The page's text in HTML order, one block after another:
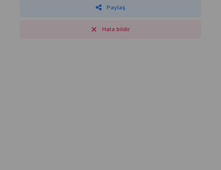
Paylaş
Hata bildir